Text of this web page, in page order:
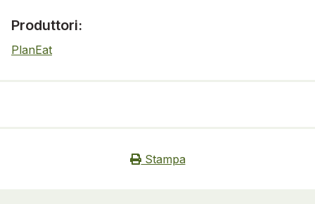
Produttori:
PlanEat
Stampa